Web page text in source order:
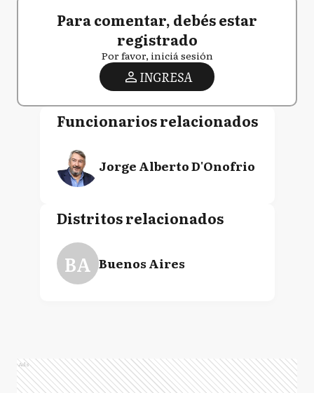
Para comentar, debés estar
registrado
Por favor, iniciá sesión
INGRESA
Funcionarios relacionados
Jorge Alberto D'Onofrio
Distritos relacionados
BA Buenos Aires
Ads